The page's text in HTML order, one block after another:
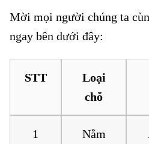
Mời mọi người chúng ta
ngay bên dưới đây:
STT
Loại
chỗ
1
Nằm